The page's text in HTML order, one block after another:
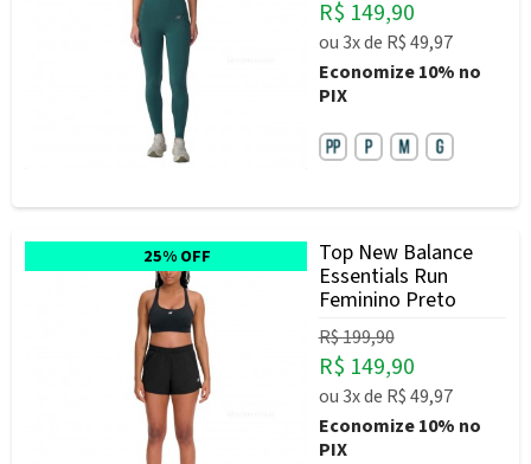
R$ 149,90
ou3xde R$ 49,97
Economize10% no
PIX
25% OFF
Top New Balance
Essentials Run
Feminino Preto
R$ 199,90
R$ 149,90
ou3xde R$ 49,97
Economize10% no
PIX